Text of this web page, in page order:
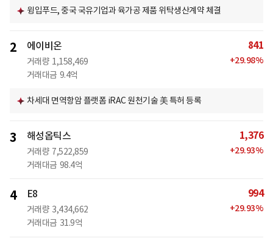
윙입푸드, 중국 국유기업과 육가공 제품 위탁생산계약 체결
2 에이비온
거래량 1,158,469
거래대금 9.4억
841
+29.98%
차세대 면역항암 플랫폼 iRAC 원천기술 美 특허 등록
3 해성옵틱스
거래량 7,522,859
거래대금 98.4억
1,376
+29.93%
4 E8
거래량 3,434,662
거래대금 31.9억
994
+29.93%